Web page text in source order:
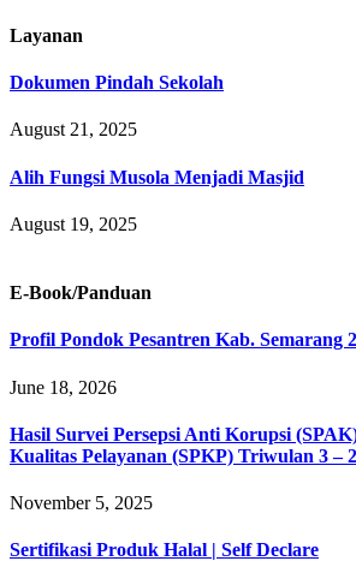
Layanan
Dokumen Pindah Sekolah
August 21, 2025
Alih Fungsi Musola Menjadi Masjid
August 19, 2025
E-Book/Panduan
Profil Pondok Pesantren Kab. Semarang
June 18, 2026
Hasil Survei Persepsi Anti Korupsi
Kualitas Pelayanan (SPKP) Triwulan 3 –
November 5, 2025
Sertifikasi Produk Halal | Self Declare